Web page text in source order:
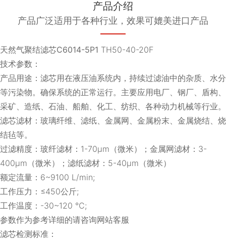
产品介绍
产品广泛适用于各种行业，效果可媲美进口产品
天然气聚结滤芯C6014-5P1 TH50-40-20F
技术参数：
产品用途：滤芯用在液压油系统内，持续过滤油中的杂质、水分
等污染物。确保系统的正常运行。主要应用电厂、钢厂、盾构、
采矿、造纸、石油、船舶、化工、纺织、各种动力机械等行业。
滤芯滤材：玻璃纤维、滤纸、金属网、金属粉末、金属烧结、烧
结毡等。
过滤精度：玻纤滤材：1-70μm（微米）；金属网滤材：3-
400μm（微米）；滤纸滤材：5-40μm（微米）
额定流量：6~9100 L/min;
工作压力：≤450公斤;
工作温度：-30~120 ℃;
参数作为参考详细的请咨询网站客服
滤芯检测标准：